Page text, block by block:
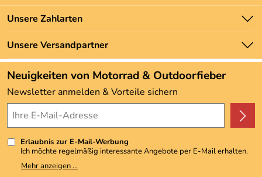
Batteriegesetz
Newsletter
Zahlung und Versand
Unsere Bestseller
Marken
Neu
Angebote
Kundenbewertungen (3.493)
4,9/5*****
Unsere Zahlarten
Unsere Versandpartner
Neuigkeiten von Motorrad & Outdoorfieber
Newsletter anmelden & Vorteile sichern
Erlaubnis zur E-Mail-Werbung
Ich möchte regelmäßig interessante Angebote per E-Mail erhalten.
Meine E-Mail-Adresse wird nicht an andere Unternehmen
weitergegeben. Zu statistischen Zwecken wird in anonymer Form
Mehr anzeigen ...